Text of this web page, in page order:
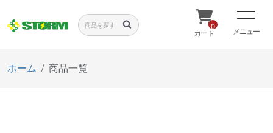
0
カート メニュー
ホーム 商品一覧